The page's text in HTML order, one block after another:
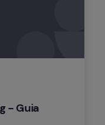
- Guia